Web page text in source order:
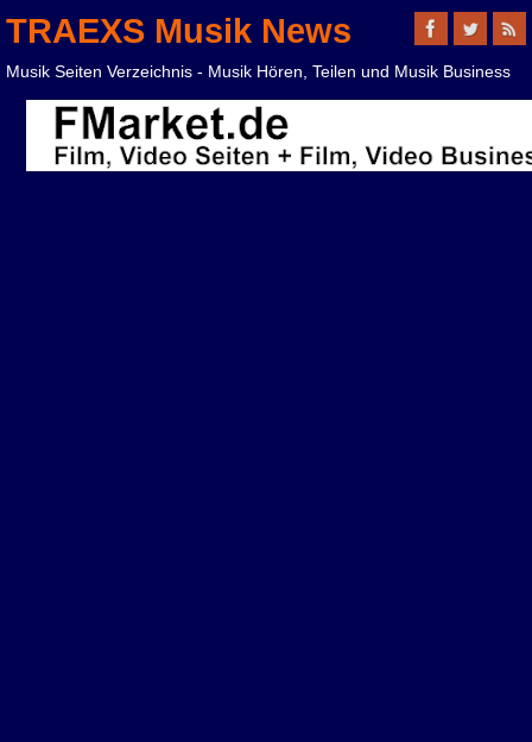
TRAEXS Musik News
Musik Seiten Verzeichnis - Musik Hören, Teilen und Musik Business